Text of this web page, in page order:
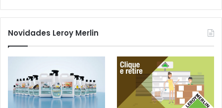
Novidades Leroy Merlin